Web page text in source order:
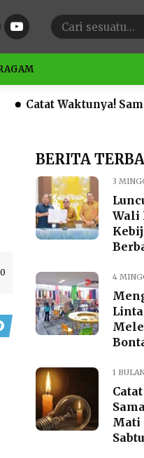
Samarinda
0
BERITA
3
Wali
4
1
Mati